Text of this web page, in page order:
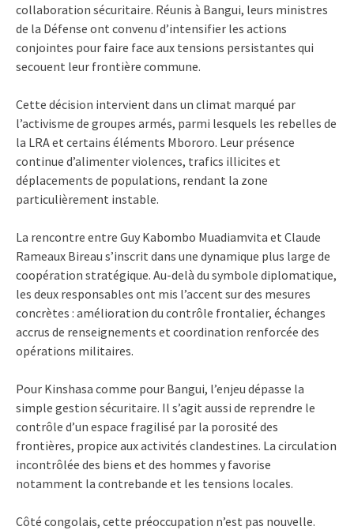
collaboration sécuritaire. Réunis à Bangui, leurs ministres
de la Défense ont convenu d’intensifier les actions
conjointes pour faire face aux tensions persistantes qui
secouent leur frontière commune.
Cette décision intervient dans un climat marqué par
l’activisme de groupes armés, parmi lesquels les rebelles de
la LRA et certains éléments Mbororo. Leur présence
continue d’alimenter violences, trafics illicites et
déplacements de populations, rendant la zone
particulièrement instable.
La rencontre entre Guy Kabombo Muadiamvita et Claude
Rameaux Bireau s’inscrit dans une dynamique plus large de
coopération stratégique. Au-delà du symbole diplomatique,
les deux responsables ont mis l’accent sur des mesures
concrètes : amélioration du contrôle frontalier, échanges
accrus de renseignements et coordination renforcée des
opérations militaires.
Pour Kinshasa comme pour Bangui, l’enjeu dépasse la
simple gestion sécuritaire. Il s’agit aussi de reprendre le
contrôle d’un espace fragilisé par la porosité des
frontières, propice aux activités clandestines. La circulation
incontrôlée des biens et des hommes y favorise
notamment la contrebande et les tensions locales.
Côté congolais, cette préoccupation n’est pas nouvelle.